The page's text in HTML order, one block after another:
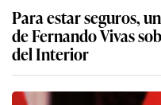
Para estar seguros,
de Fernando Vivas
del Interior